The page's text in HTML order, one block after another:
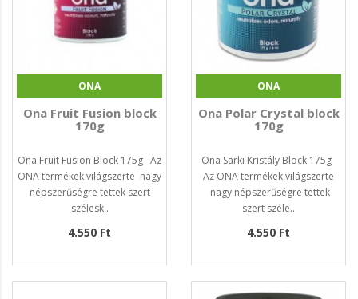
ONA
Ona Fruit Fusion block
170g
Ona Fruit Fusion Block 175g Az
ONA termékek világszerte nagy
népszerűségre tettek szert
szélesk..
4.550 Ft
ONA
Ona Polar Crystal block
170g
Ona Sarki Kristály Block 175g
Az ONA termékek világszerte
nagy népszerűségre tettek
szert széle..
4.550 Ft